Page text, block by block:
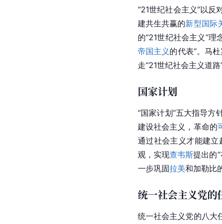
“21世纪社会主义”以
建共生共赢的新型国际
的“21世纪社会主义”理
帝国主义 的代表”。马
走“21世纪社会主义道路
国家计划
“国家计划”五大指导方
建设社会主义，革命的
通过社会主义才能建
观，实现查韦斯提出的
一步巩固拉美和加勒比
统一社会主义党的
统一社会主义党的八大